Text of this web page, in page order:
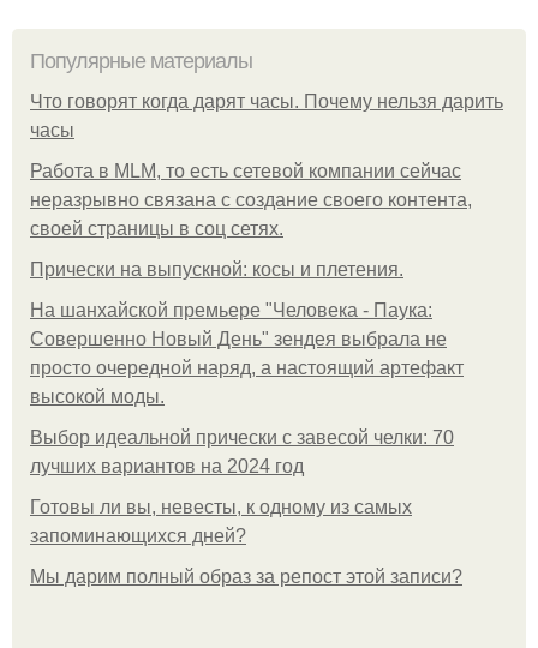
Популярные материалы
Что говорят когда дарят часы. Почему нельзя дарить
часы
Работа в MLM, то есть сетевой компании сейчас
неразрывно связана с создание своего контента,
своей страницы в соц сетях.
Прически на выпускной: косы и плетения.
На шанхайской премьере "Человека - Паука:
Совершенно Новый День" зендея выбрала не
просто очередной наряд, а настоящий артефакт
высокой моды.
Выбор идеальной прически с завесой челки: 70
лучших вариантов на 2024 год
Готовы ли вы, невесты, к одному из самых
запоминающихся дней?
Мы дарим полный образ за репост этой записи?